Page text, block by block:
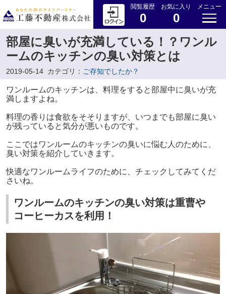
閲覧履歴
0
お気に入り
0
メニュー
部屋に臭いが充満している！？ワンル
ームのキッチンの臭い対策とは
2019-05-14 カテゴリ： ご存知でしたか？
ワンルームのキッチンは、料理をすると部屋中に臭いが充
満しますよね。
料理の香りは食欲をそそりますが、いつまでも部屋に臭い
が残っていると気分が悪いものです。
ここではワンルームのキッチンの臭いに悩む人のために、
臭い対策を紹介していきます。
快適なワンルームライフのために、チェックしてみてくだ
さいね。
ワンルームのキッチンの臭い対策は重曹や
コーヒーカスを利用！